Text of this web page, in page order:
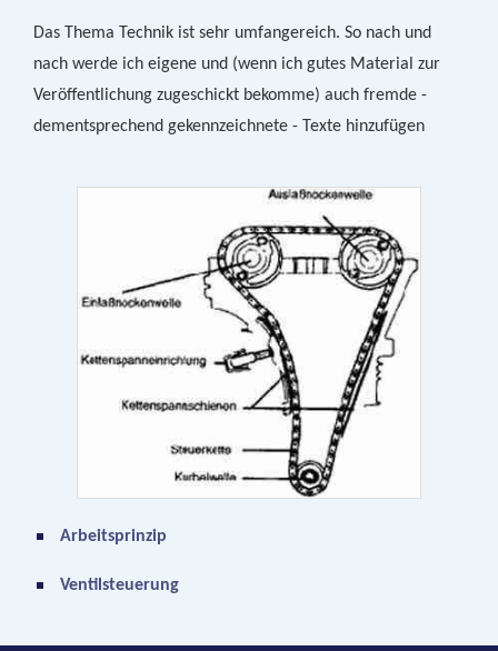
Das Thema Technik ist sehr umfangereich. So nach und
nach werde ich eigene und (wenn ich gutes Material zur
Veröffentlichung zugeschickt bekomme) auch fremde -
dementsprechend gekennzeichnete - Texte hinzufügen
Arbeitsprinzip
Ventilsteuerung